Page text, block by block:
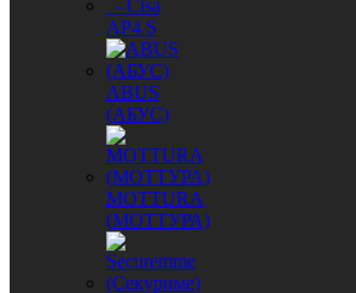
- Cisa
AP4 S
ABUS
(АБУС)
MОTTURA
(МОТТУРА)